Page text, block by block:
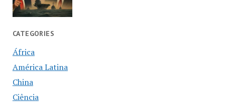
CATEGORIES
África
América Latina
China
Ciência